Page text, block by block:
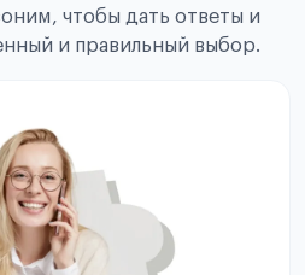
чтобы дать ответы и
и правильный выбор.